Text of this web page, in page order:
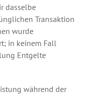
dasselbe
Transaktion
wurde
in keinem Fall
Entgelte
während der